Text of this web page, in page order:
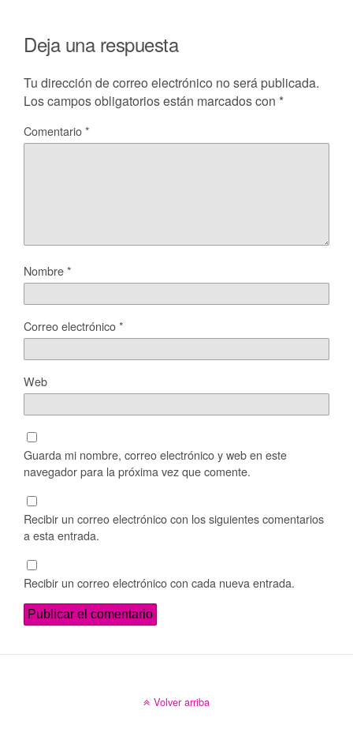
Deja una respuesta
Tu dirección de correo electrónico no será publicada.
Los campos obligatorios están marcados con *
Comentario*
Nombre*
Correo electrónico*
Web
Guarda mi nombre, correo electrónico y web en este
navegador para la próxima vez que comente.
Recibir un correo electrónico con los siguientes comentarios
a esta entrada.
Recibir un correo electrónico con cada nueva entrada.
Volver arriba